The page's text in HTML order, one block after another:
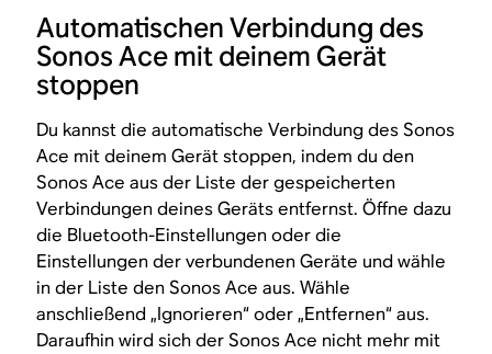
Automatischen Verbindung des
Sonos Ace mit deinem Gerät
stoppen
Du kannst die automatische Verbindung des Sonos
Ace mit deinem Gerät stoppen, indem du den
Sonos Ace aus der Liste der gespeicherten
Verbindungen deines Geräts entfernst. Öffne dazu
die Bluetooth-Einstellungen oder die
Einstellungen der verbundenen Geräte und wähle
in der Liste den Sonos Ace aus. Wähle
anschließend „Ignorieren“ oder „Entfernen“ aus.
Daraufhin wird sich der Sonos Ace nicht mehr mit